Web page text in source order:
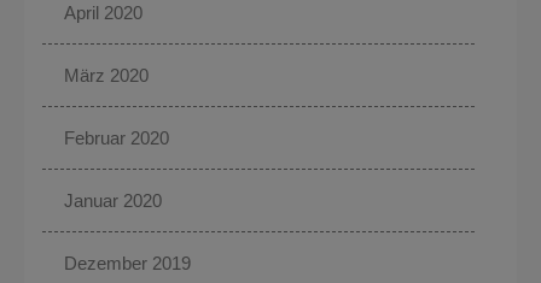
April 2020
März 2020
Februar 2020
Januar 2020
Dezember 2019